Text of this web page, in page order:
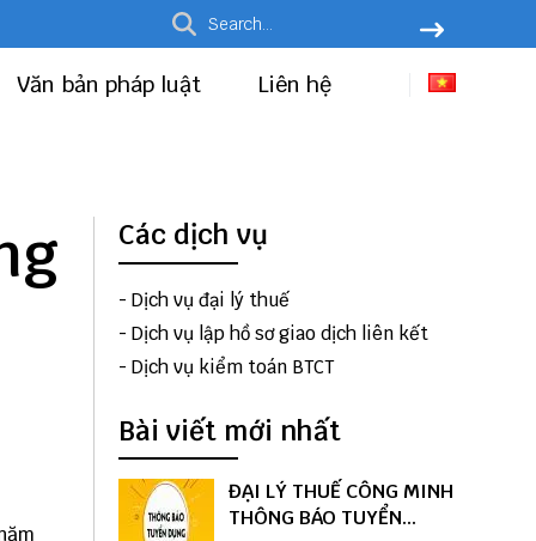
Văn bản pháp luật Liên hệ
Các dịch vụ
- Dịch vụ đại lý thuế
- Dịch vụ lập hồ sơ giao dịch liên kết
- Dịch vụ kiểm toán BTCT
Bài viết mới nhất
ĐẠI LÝ THUẾ CÔNG MINH
THÔNG BÁO TUYỂN